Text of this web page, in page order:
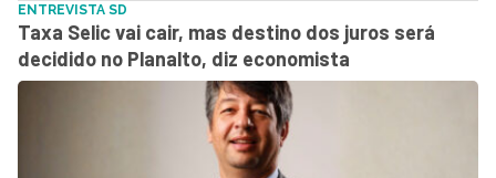
ENTREVISTA SD
Taxa Selic vai cair, mas destino dos juros será
decidido no Planalto, diz economista